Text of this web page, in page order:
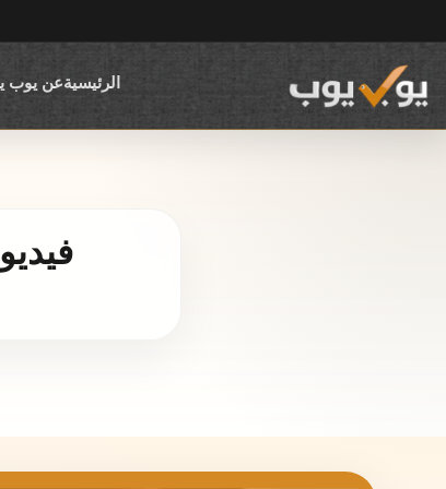
الرئيسيةعن يوب
فيديو